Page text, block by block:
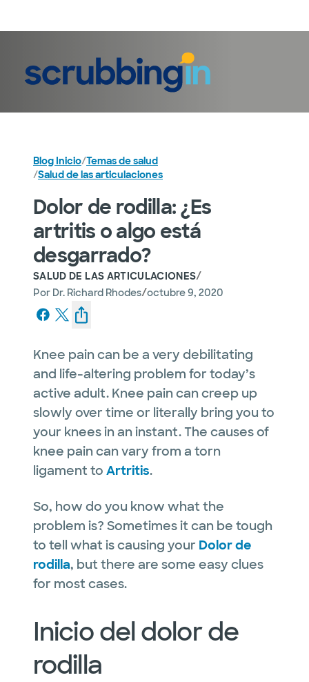
Blog Inicio/Temas de salud
/Salud de las articulaciones
Dolor de rodilla: ¿Es
artritis o algo está
desgarrado?
SALUD DE LAS ARTICULACIONES/
Por Dr. Richard Rhodes/octubre 9, 2020
Knee pain can be a very debilitating
and life-altering problem for today’s
active adult. Knee pain can creep up
slowly over time or literally bring you to
your knees in an instant. The causes of
knee pain can vary from a torn
ligament to Artritis.
So, how do you know what the
problem is? Sometimes it can be tough
to tell what is causing your Dolor de
rodilla, but there are some easy clues
for most cases.
Inicio del dolor de
rodilla